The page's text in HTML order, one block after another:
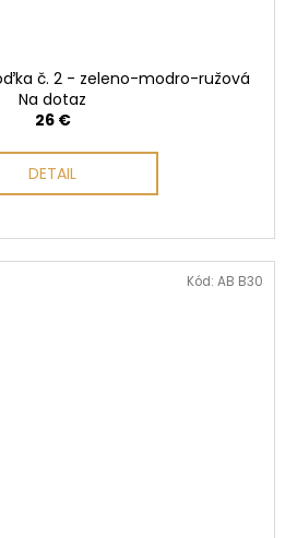
č. 2 - zeleno-modro-ružová
Na dotaz
26 €
DETAIL
Kód: AB B30